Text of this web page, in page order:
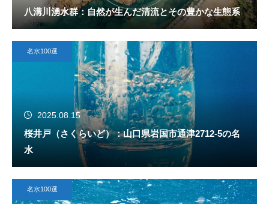
八溝川湧水群：自然が生んだ清流とその豊かな生態系
名水100選
2025.08.15
桜井戸（さくらいど）：山口県岩国市通津2712-5の名
水
名水100選